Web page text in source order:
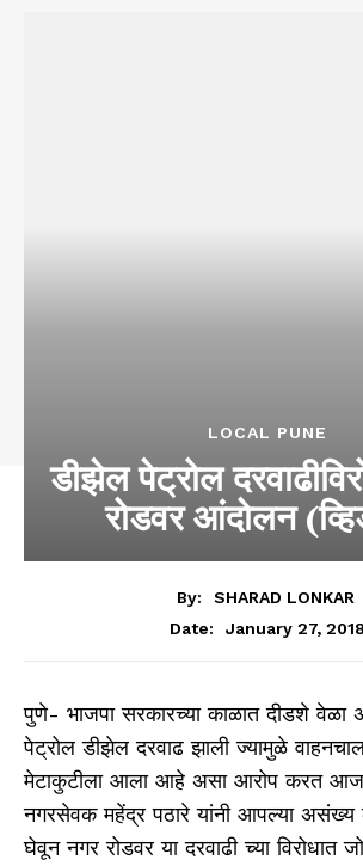
LOCAL PUNE
डीझेल पेट्रोल
रोडवर आंदोलन
By:
SHARAD LONKAR
Date:
January 27, 2018
पुणे- भाजपा सरकारच्या काळात दीडशे वेळा
पेट्रोल डीझेल दरवाढ झाली ज्यामुळे
मेटाकुटीला आला आहे असा आरोप करत आज
नगरसेवक महेंद्र पठारे यांनी आपल्या असंख्य
घेवून नगर रोडवर या दरवाढी च्या विरोधात